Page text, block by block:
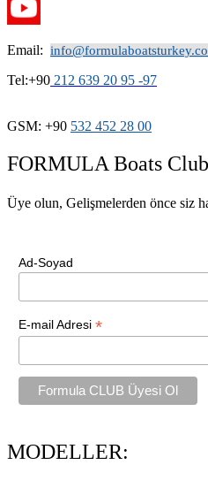
Email:
Tel:+90 212 639 20 95 -97
GSM: +90 532 452 28 00
FORMULA Boats
Üye olun, Gelişmelerden önce siz
Ad-Soyad
E-mail Adresi *
MODELLER: